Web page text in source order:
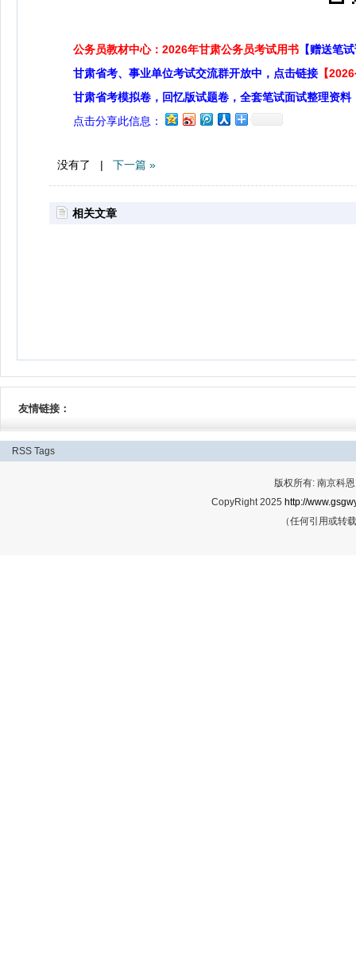
公务员教材中心：2026年甘肃公务员考试用书 【赠送笔
甘肃省考、事业单位考试交流群开放中，点击链接 【
甘肃省考模拟卷，回忆版试题卷，全套笔试面试整理资料
点击分享此信息：
没有了 | 下一篇 »
相关文章
友情链接：
RSS Tags
版权所有: 南京科
CopyRight 2025 http://
（任何引用或转